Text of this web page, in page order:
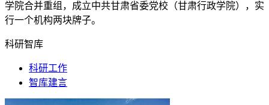
学院合并重组，成立中共甘肃省委党校（甘肃行政学院），实
行一个机构两块牌子。
科研智库
科研工作
智库建言